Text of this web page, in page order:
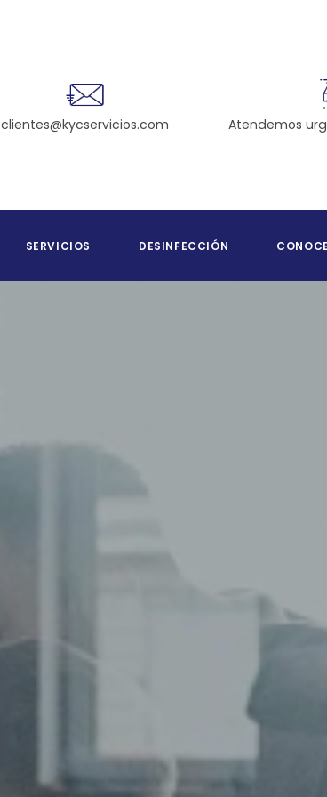
clientes@kycservicios.com Atendemos
SERVICIOS DESINFECCIÓN